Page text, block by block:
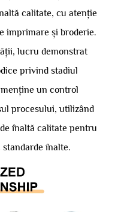
calitate, cu atenție
imprimare și broderie.
lucru demonstrat
privind stadiul
un control
procesului, utilizând
înaltă calitate pentru
înalte.